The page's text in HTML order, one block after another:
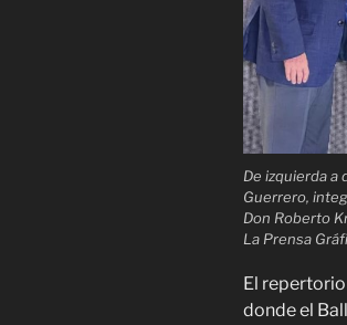
De izquierda a
Guerrero,
Don Roberto
La Prensa
El
donde el